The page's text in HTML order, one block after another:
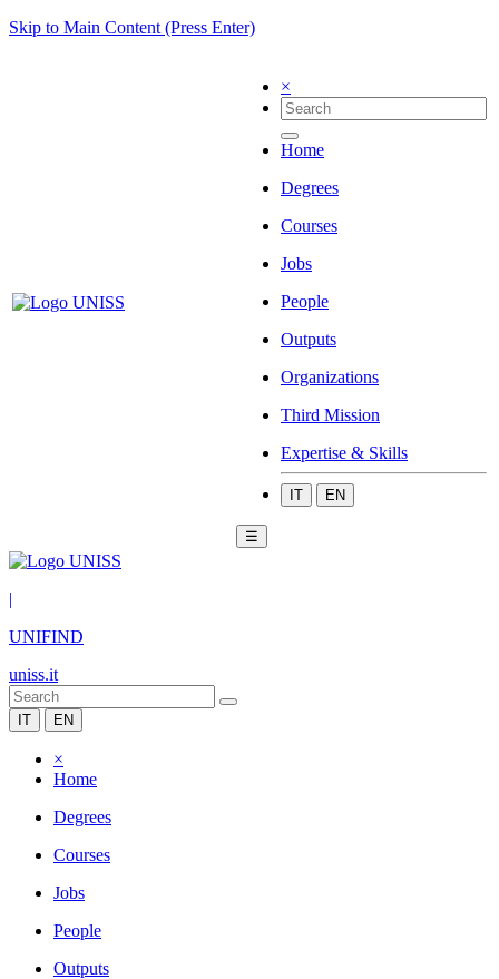
Skip to Main Content (Press Enter)
×
Home
Degrees
Courses
Jobs
People
Outputs
Organizations
Third Mission
Expertise & Skills
IT EN
☰
|
UNIFIND
uniss.it
IT EN
×
Home
Degrees
Courses
Jobs
People
Outputs